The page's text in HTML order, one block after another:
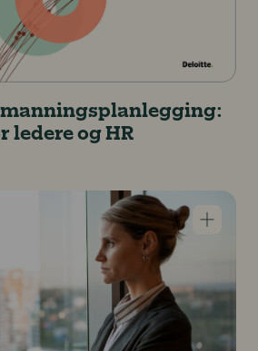
ledere og HR
banker på kontordøren, hva